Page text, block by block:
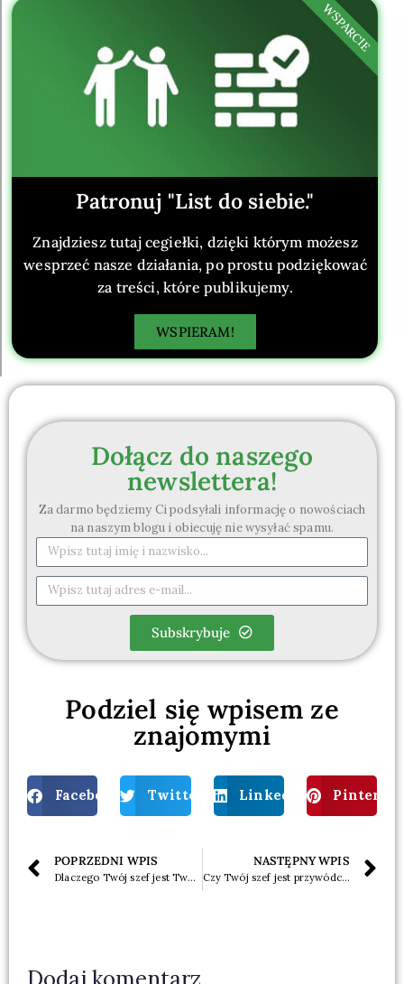
Patronuj "List do siebie."
Znajdziesz tutaj cegiełki, dzięki którym możesz
wesprzeć nasze działania, po prostu podziękować
za treści, które publikujemy.
WSPIERAM!
WSPARCIE
Dołącz do naszego
newslettera!
Za darmo będziemy Ci podsyłali informację o nowościach
na naszym blogu i obiecuję nie wysyłać spamu.
Subskrybuje
Podziel się wpisem ze
znajomymi
Facebook Twitter LinkedIn Pinterest
POPRZEDNI WPIS
Dlaczego Twój szef jest Twoim szefem, a nie odwrotnie?
NASTĘPNY WPIS
Czy Twój szef jest przywódcą?